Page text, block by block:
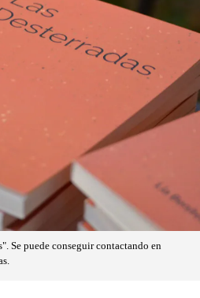
Se puede conseguir contactando en